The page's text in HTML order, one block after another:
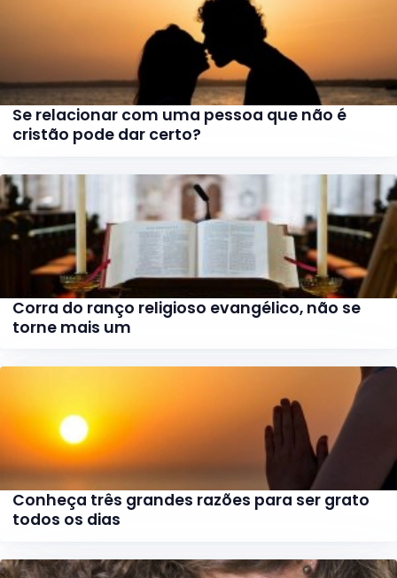
Se relacionar com uma pessoa que não é
cristão pode dar certo?
Corra do ranço religioso evangélico, não se
torne mais um
Conheça três grandes razões para ser grato
todos os dias